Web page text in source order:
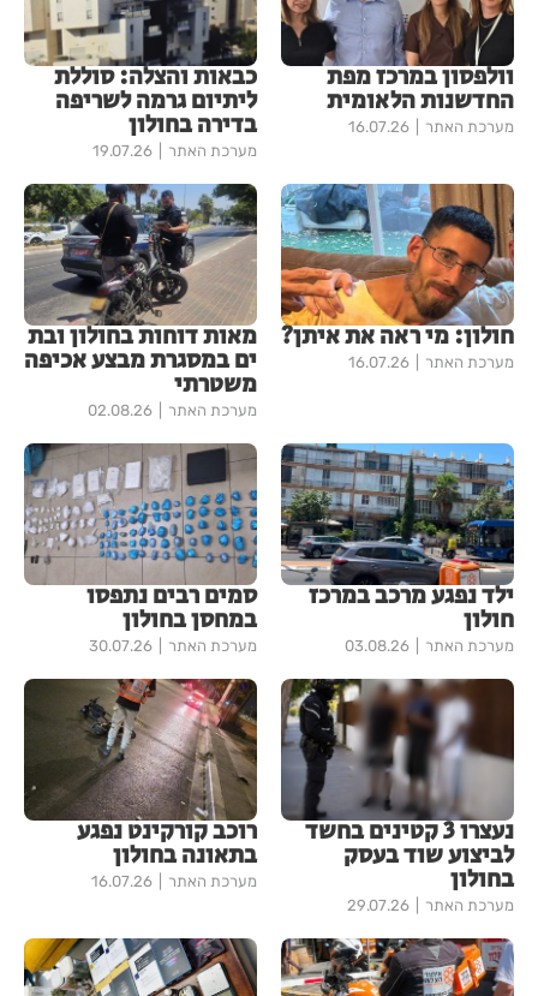
וולפסון במרכז מפת
החדשנות הלאומית
מערכת האתר 16.07.26
כבאות והצלה: סוללת
ליתיום גרמה לשריפה
בדירה בחולון
מערכת האתר 19.07.26
חולון: מי ראה את איתן?
מערכת האתר 16.07.26
מאות דוחות בחולון ובת
ים במסגרת מבצע אכיפה
משטרתי
מערכת האתר 02.08.26
ילד נפגע מרכב במרכז
חולון
מערכת האתר 03.08.26
סמים רבים נתפסו
במחסן בחולון
מערכת האתר 30.07.26
נעצרו 3 קטינים בחשד
לביצוע שוד בעסק
בחולון
מערכת האתר 29.07.26
רוכב קורקינט נפגע
בתאונה בחולון
מערכת האתר 16.07.26